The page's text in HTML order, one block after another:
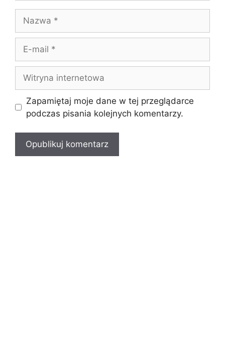
mail
internetowa
Zapamiętaj moje dane w tej przeglądarce
podczas pisania kolejnych komentarzy.